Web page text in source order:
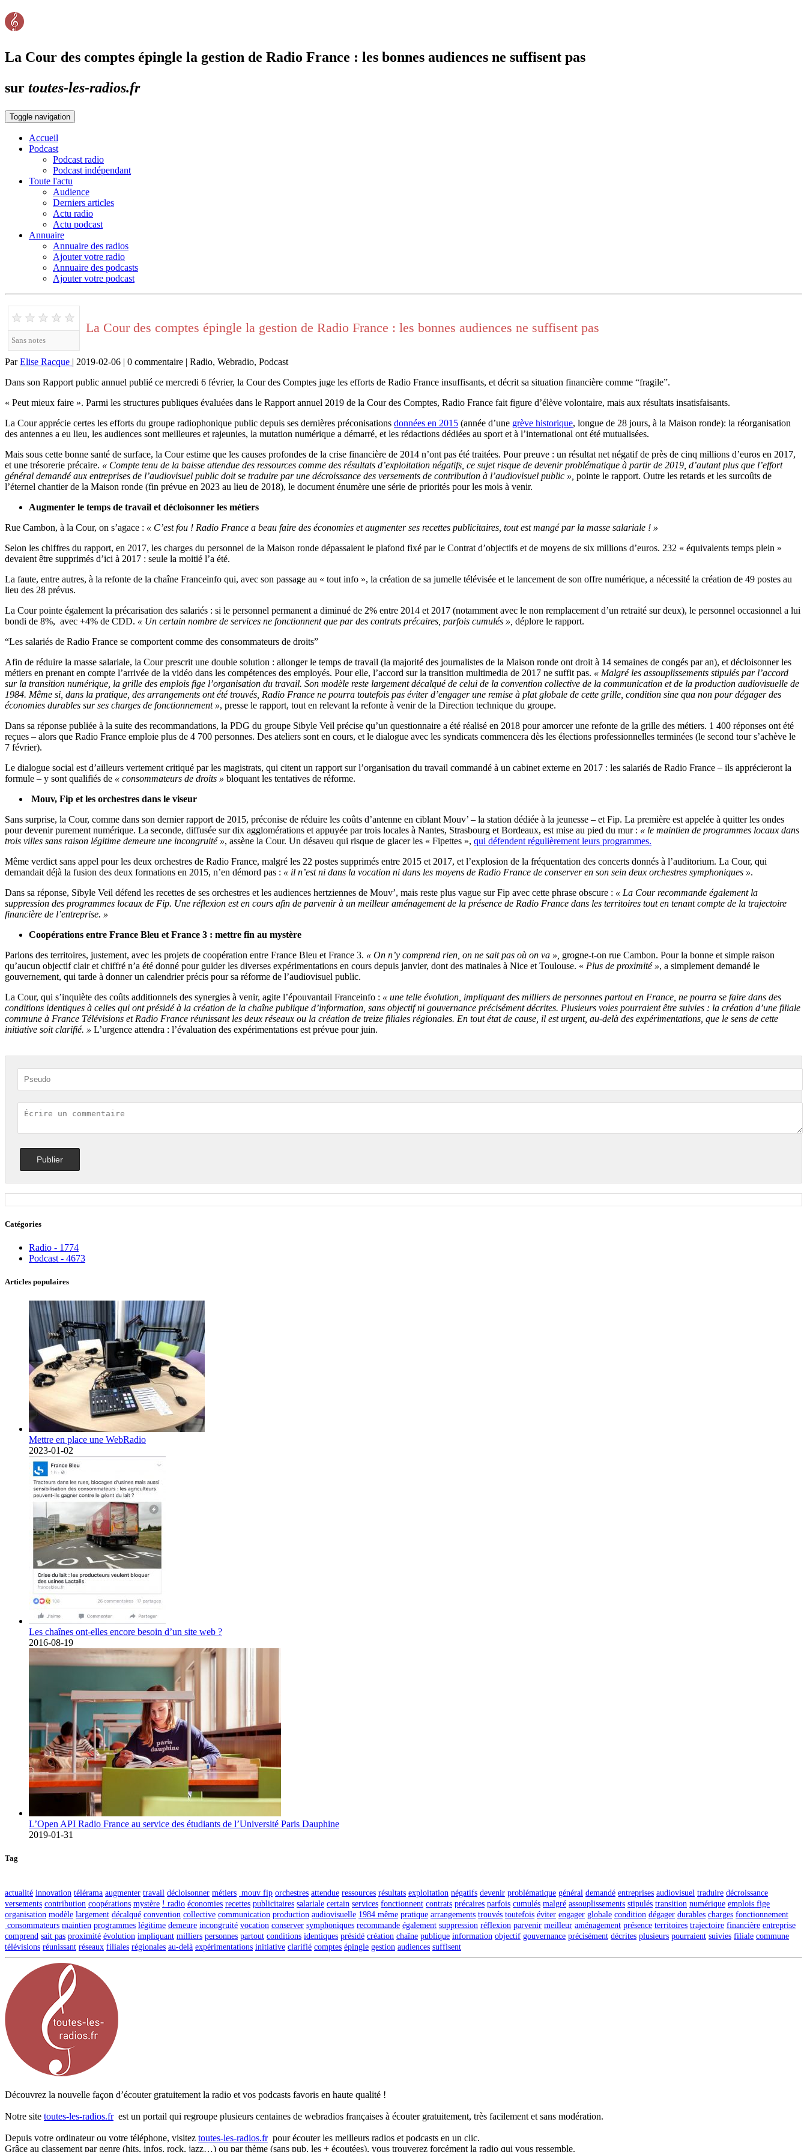
La Cour des comptes épingle la gestion de Radio France : les bonnes audiences ne suffisent pas
sur toutes-les-radios.fr
Toggle navigation
Accueil
Podcast
Podcast radio
Podcast indépendant
Toute l'actu
Audience
Derniers articles
Actu radio
Actu podcast
Annuaire
Annuaire des radios
Ajouter votre radio
Annuaire des podcasts
Ajouter votre podcast
★ ★ ★ ★ ★
Sans notes
La Cour des comptes épingle la gestion de Radio France : les bonnes audiences ne suffisent pas
ParElise Racque | 2019-02-06 | 0 commentaire | Radio, Webradio, Podcast
Dans son Rapport public annuel publié ce mercredi 6 février, la Cour des Comptes juge les efforts de Radio France insuffisants, et décrit sa situation financière comme “fragile”.
« Peut mieux faire ». Parmi les structures publiques évaluées dans le Rapport annuel 2019 de la Cour des Comptes, Radio France fait figure d’élève volontaire, mais aux résultats insatisfaisants.
La Cour apprécie certes les efforts du groupe radiophonique public depuis ses dernières préconisations données en 2015 (année d’une grève historique, longue de 28 jours, à la Maison ronde): la réorganisation
des antennes a eu lieu, les audiences sont meilleures et rajeunies, la mutation numérique a démarré, et les rédactions dédiées au sport et à l’international ont été mutualisées.
Mais sous cette bonne santé de surface, la Cour estime que les causes profondes de la crise financière de 2014 n’ont pas été traitées. Pour preuve : un résultat net négatif de près de cinq millions d’euros en 2017,
et une trésorerie précaire. « Compte tenu de la baisse attendue des ressources comme des résultats d’exploitation négatifs, ce sujet risque de devenir problématique à partir de 2019, d’autant plus que l’effort
général demandé aux entreprises de l’audiovisuel public doit se traduire par une décroissance des versements de contribution à l’audiovisuel public », pointe le rapport. Outre les retards et les surcoûts de
l’éternel chantier de la Maison ronde (fin prévue en 2023 au lieu de 2018), le document énumère une série de priorités pour les mois à venir.
Augmenter le temps de travail et décloisonner les métiers
Rue Cambon, à la Cour, on s’agace : « C’est fou ! Radio France a beau faire des économies et augmenter ses recettes publicitaires, tout est mangé par la masse salariale ! »
Selon les chiffres du rapport, en 2017, les charges du personnel de la Maison ronde dépassaient le plafond fixé par le Contrat d’objectifs et de moyens de six millions d’euros. 232 « équivalents temps plein »
devaient être supprimés d’ici à 2017 : seule la moitié l’a été.
La faute, entre autres, à la refonte de la chaîne Franceinfo qui, avec son passage au « tout info », la création de sa jumelle télévisée et le lancement de son offre numérique, a nécessité la création de 49 postes au
lieu des 28 prévus.
La Cour pointe également la précarisation des salariés : si le personnel permanent a diminué de 2% entre 2014 et 2017 (notamment avec le non remplacement d’un retraité sur deux), le personnel occasionnel a lui
bondi de 8%, avec +4% de CDD. « Un certain nombre de services ne fonctionnent que par des contrats précaires, parfois cumulés », déplore le rapport.
“Les salariés de Radio France se comportent comme des consommateurs de droits”
Afin de réduire la masse salariale, la Cour prescrit une double solution : allonger le temps de travail (la majorité des journalistes de la Maison ronde ont droit à 14 semaines de congés par an), et décloisonner les
métiers en prenant en compte l’arrivée de la vidéo dans les compétences des employés. Pour elle, l’accord sur la transition multimedia de 2017 ne suffit pas. « Malgré les assouplissements stipulés par l’accord
sur la transition numérique, la grille des emplois fige l’organisation du travail. Son modèle reste largement décalqué de celui de la convention collective de la communication et de la production audiovisuelle de
1984. Même si, dans la pratique, des arrangements ont été trouvés, Radio France ne pourra toutefois pas éviter d’engager une remise à plat globale de cette grille, condition sine qua non pour dégager des
économies durables sur ses charges de fonctionnement », presse le rapport, tout en relevant la refonte à venir de la Direction technique du groupe.
Dans sa réponse publiée à la suite des recommandations, la PDG du groupe Sibyle Veil précise qu’un questionnaire a été réalisé en 2018 pour amorcer une refonte de la grille des métiers. 1 400 réponses ont été
reçues – alors que Radio France emploie plus de 4 700 personnes. Des ateliers sont en cours, et le dialogue avec les syndicats commencera dès les élections professionnelles terminées (le second tour s’achève le
7 février).
Le dialogue social est d’ailleurs vertement critiqué par les magistrats, qui citent un rapport sur l’organisation du travail commandé à un cabinet externe en 2017 : les salariés de Radio France – ils apprécieront la
formule – y sont qualifiés de « consommateurs de droits » bloquant les tentatives de réforme.
Mouv, Fip et les orchestres dans le viseur
Sans surprise, la Cour, comme dans son dernier rapport de 2015, préconise de réduire les coûts d’antenne en ciblant Mouv’ – la station dédiée à la jeunesse – et Fip. La première est appelée à quitter les ondes
pour devenir purement numérique. La seconde, diffusée sur dix agglomérations et appuyée par trois locales à Nantes, Strasbourg et Bordeaux, est mise au pied du mur : « le maintien de programmes locaux dans
trois villes sans raison légitime demeure une incongruité », assène la Cour. Un désaveu qui risque de glacer les « Fipettes », qui défendent régulièrement leurs programmes.
Même verdict sans appel pour les deux orchestres de Radio France, malgré les 22 postes supprimés entre 2015 et 2017, et l’explosion de la fréquentation des concerts donnés à l’auditorium. La Cour, qui
demandait déjà la fusion des deux formations en 2015, n’en démord pas : « il n’est ni dans la vocation ni dans les moyens de Radio France de conserver en son sein deux orchestres symphoniques ».
Dans sa réponse, Sibyle Veil défend les recettes de ses orchestres et les audiences hertziennes de Mouv’, mais reste plus vague sur Fip avec cette phrase obscure : « La Cour recommande également la
suppression des programmes locaux de Fip. Une réflexion est en cours afin de parvenir à un meilleur aménagement de la présence de Radio France dans les territoires tout en tenant compte de la trajectoire
financière de l’entreprise. »
Coopérations entre France Bleu et France 3 : mettre fin au mystère
Parlons des territoires, justement, avec les projets de coopération entre France Bleu et France 3. « On n’y comprend rien, on ne sait pas où on va », grogne-t-on rue Cambon. Pour la bonne et simple raison
qu’aucun objectif clair et chiffré n’a été donné pour guider les diverses expérimentations en cours depuis janvier, dont des matinales à Nice et Toulouse. « Plus de proximité », a simplement demandé le
gouvernement, qui tarde à donner un calendrier précis pour sa réforme de l’audiovisuel public.
La Cour, qui s’inquiète des coûts additionnels des synergies à venir, agite l’épouvantail Franceinfo : « une telle évolution, impliquant des milliers de personnes partout en France, ne pourra se faire dans des
conditions identiques à celles qui ont présidé à la création de la chaîne publique d’information, sans objectif ni gouvernance précisément décrites. Plusieurs voies pourraient être suivies : la création d’une filiale
commune à France Télévisions et Radio France réunissant les deux réseaux ou la création de treize filiales régionales. En tout état de cause, il est urgent, au-delà des expérimentations, que le sens de cette
initiative soit clarifié. » L’urgence attendra : l’évaluation des expérimentations est prévue pour juin.
Catégories
Radio - 1774
Podcast - 4673
Articles populaires
Mettre en place une WebRadio
2023-01-02
Les chaînes ont-elles encore besoin d’un site web ?
2016-08-19
L’Open API Radio France au service des étudiants de l’Université Paris Dauphine
2019-01-31
Tag
actualité innovation télérama augmenter travail décloisonner métiers mouv fip orchestres attendue ressources résultats exploitation négatifs devenir problématique général demandé entreprises audiovisuel traduire décroissance
versements contribution coopérations mystère ! radio économies recettes publicitaires salariale certain services fonctionnent contrats précaires parfois cumulés malgré assouplissements stipulés transition numérique emplois fige
organisation modèle largement décalqué convention collective communication production audiovisuelle 1984 même pratique arrangements trouvés toutefois éviter engager globale condition dégager durables charges fonctionnement
consommateurs maintien programmes légitime demeure incongruité vocation conserver symphoniques recommande également suppression réflexion parvenir meilleur aménagement présence territoires trajectoire financière entreprise
comprend sait pas proximité évolution impliquant milliers personnes partout conditions identiques présidé création chaîne publique information objectif gouvernance précisément décrites plusieurs pourraient suivies filiale commune
télévisions réunissant réseaux filiales régionales au-delà expérimentations initiative clarifié comptes épingle gestion audiences suffisent
Découvrez la nouvelle façon d’écouter gratuitement la radio et vos podcasts favoris en haute qualité !
Notre site toutes-les-radios.frest un portail qui regroupe plusieurs centaines de webradios françaises à écouter gratuitement, très facilement et sans modération.
Depuis votre ordinateur ou votre téléphone, visitez toutes-les-radios.frpour écouter les meilleurs radios et podcasts en un clic.
Grâce au classement par genre (hits, infos, rock, jazz…) ou par thème (sans pub, les + écoutées), vous trouverez forcément la radio qui vous ressemble.